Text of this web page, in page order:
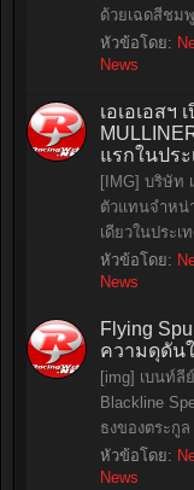
ด้วยเฉดสีชม
หัวข้อโดย:
News
เอเอเอสฯ
แรกในปร
[IMG] บริษัท
ตัวแทนจำหน่
เดียวในประเ
หัวข้อโดย:
News
Flying
ความดุดัน
[img] เบนท์ลี
Blackline
ธงของตระกูล
หัวข้อโดย:
News